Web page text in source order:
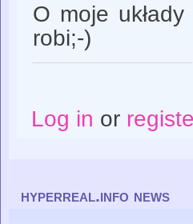
O moje
robi;-)
Log in or
hyperreal.info news